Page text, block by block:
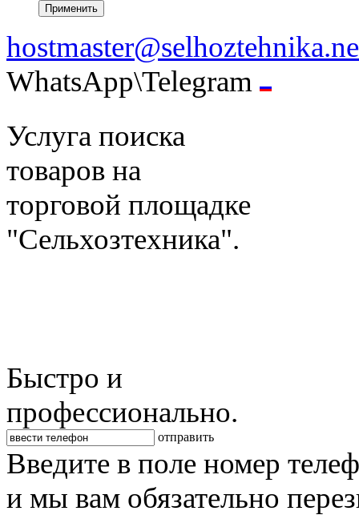
WhatsApp\Telegram
Услуга поиска
товаров на
торговой площадке
"Сельхозтехника".
Быстро и
профессионально.
отправить
Введите в поле номер
и мы вам обязательно